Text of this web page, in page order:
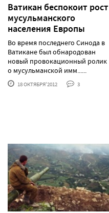
Ватикан беспокоит рост
мусульманского
населения Европы
Во время последнего Синода в
Ватикане был обнародован
новый провокационный ролик
о мусульманской имм......
18 ОКТЯБРЯ'2012 3